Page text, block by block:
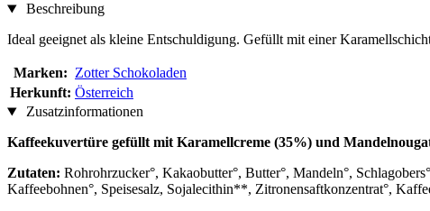
Beschreibung
Ideal geeignet als kleine Entschuldigung. Gefüllt mit einer
Marken: Zotter Schokoladen
Herkunft: Österreich
Zusatzinformationen
Kaffeekuvertüre gefüllt mit Karamellcreme (35%) und
Zutaten: Rohrohrzucker°, Kakaobutter°, Butter°, Mandeln°,
Kaffeebohnen°, Speisesalz, Sojalecithin**, Zitronensaftkonzentrat°,